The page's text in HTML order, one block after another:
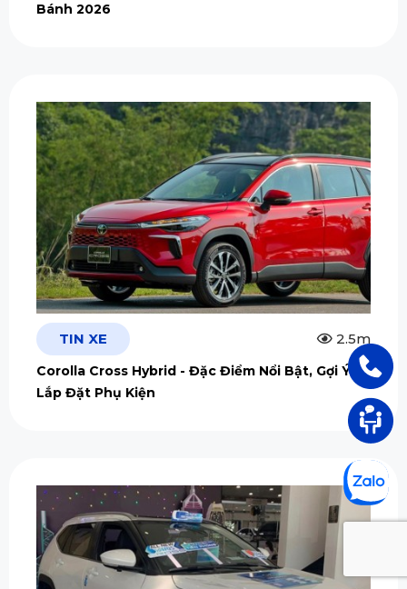
Bánh 2026
TIN XE 2.5m
Corolla Cross Hybrid - Đặc Điểm Nổi Bật, Gợi Ý
Lắp Đặt Phụ Kiện